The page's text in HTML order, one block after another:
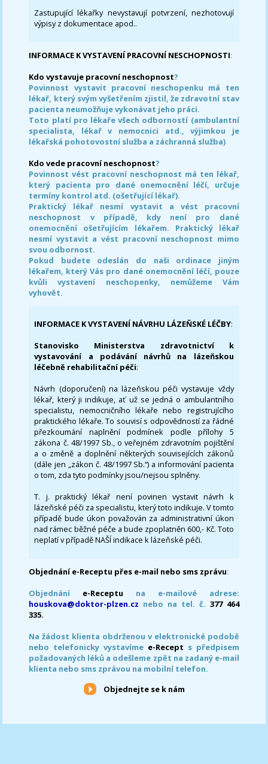
Zastupující lékařky nevystavují potvrzení, nezhotovují
výpisy z dokumentace apod..
INFORMACE K VYSTAVENÍ PRACOVNÍ NESCHOPNOSTI:
Kdo vystavuje pracovní neschopnost?
Povinnost vystavit pracovní neschopenku má ten
lékař, který svým vyšetřením zjistil, že zdravotní stav
pacienta neumožňuje vykonávat jeho práci.
Toto platí pro lékaře všech odborností (ambulantní
specialista, lékař v nemocnici atd., výjimkou je
lékařská pohotovostní služba a záchranná služba)
Kdo vede pracovní neschopnost?
Povinnost vést pracovní neschopnost má ten lékař,
který pacienta pro dané onemocnění léčí, určuje
termíny kontrol atd. (ošetřující lékař).
Praktický lékař nesmí vystavit a vést pracovní
neschopnost v případě, kdy není pro dané
onemocnění ošetřujícím lékařem. Praktický lékař
nesmí vystavit a vést pracovní neschopnost mimo
svou odbornost.
Pokud budete odeslán do naši ordinace jiným
lékařem, který Vás pro dané onemocnění léčí, pouze
kvůli vystavení neschopenky, nemůžeme Vám
vyhovět.
INFORMACE K VYSTAVENÍ NÁVRHU LÁZEŇSKÉ LÉČBY:
Stanovisko Ministerstva zdravotnictví k
vystavování a podávání návrhů na lázeňskou
léčebně rehabilitační péči:
Návrh (doporučení) na lázeňskou péči vystavuje vždy
lékař, který ji indikuje, ať už se jedná o ambulantního
specialistu, nemocničního lékaře nebo registrujícího
praktického lékaře. To souvisí s odpovědností za řádné
přezkoumání naplnění podmínek podle přílohy 5
zákona č. 48/1997 Sb., o veřejném zdravotním pojištění
a o změně a doplnění některých souvisejících zákonů
(dále jen „zákon č. 48/1997 Sb.“) a informování pacienta
o tom, zda tyto podmínky jsou/nejsou splněny.
T. j. praktický lékař není povinen vystavit návrh k
lázeňské péči za specialistu, který toto indikuje. V tomto
případě bude úkon považován za administrativní úkon
nad rámec běžné péče a bude zpoplatněn 600,- Kč. Toto
neplatí v případě NAŠÍ indikace k lázeňské péči.
Objednání e-Receptu přes e-mail nebo sms zprávu:
Objednání e-Receptu na e-mailové adrese:
houskova@doktor-plzen.cz nebo na tel. č. 377 464
335.
Na žádost klienta obdrženou v elektronické podobě
nebo telefonicky vystavíme e-Recept s předpisem
požadovaných léků a odešleme zpět na zadaný e-mail
klienta nebo sms zprávou na mobilní telefon.
Objednejte se k nám